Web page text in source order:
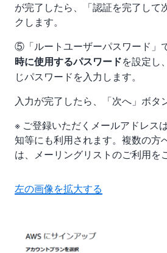
が完了したら、「認証を完了して
クします。
⑤「ルートユーザーパスワード」
時に使用するパスワードを設定し
じパスワードを入力します。
入力が完了したら、「次へ」ボタ
※ ご登録いただくメールアドレス
知等にも利用されます。複数の方
は、メーリングリストのご利用を
左の画像を拡大する